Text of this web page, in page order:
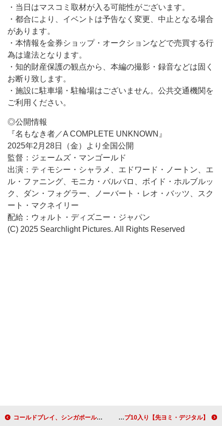
・当日はマスコミ取材が入る可能性がございます。
・都合により、イベントは予告なく変更、中止となる場合
があります。
・本情報を金券ショップ・オークションなどで売買する行
為は違法となります。
・知的財産保護の観点から、本編の撮影・録音などは固く
お断り致します。
・施設に駐車場・駐輪場はございません。公共交通機関を
ご利用ください。
◎公開情報
『名もなき者／A COMPLETE UNKNOWN』
2025年2月28日（金）より全国公開
監督：ジェームズ・マンゴールド
出演：ティモシー・シャラメ、エドワード・ノートン、エ
ル・ファニング、モニカ・バルバロ、ボイド・ホルブルッ
ク、ダン・フォグラー、ノーバート・レオ・バッツ、スク
ート・マクネイリー
配給：ウォルト・ディズニー・ジャパン
(C) 2025 Searchlight Pictures. All Rights Reserved
コールドプレイ、シンガポールで撮影した「Man In The Moon」MV公開 【先ヨミ・デジタル】Mrs. GREEN APPLE「ライラック」「ダーリン」ストリーミングトップ2を独占中 BE:FIRST「Spacecraft」トップ10入り